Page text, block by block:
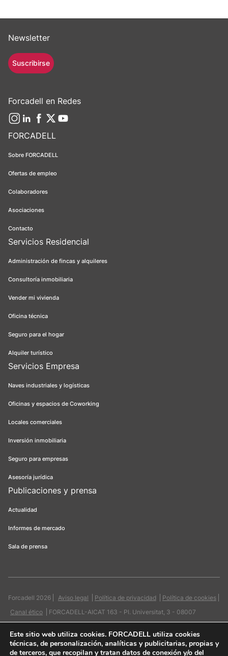
FORCADELL
Sobre FORCADELL
Ofertas de empleo
Colaboradores
Asociaciones
Contacto
Servicios Residencial
Administración de fincas y alquileres
Consultoría inmobiliaria
Vender mi vivienda
Oficina técnica
Seguro para el hogar
Alquiler turístico
Servicios Empresa
Naves industriales y logísticas
Oficinas y espacios de Coworking
Locales comerciales
Inversión inmobiliaria
Seguro para empresas
Asesoría jurídica
Publicaciones y prensa
Actualidad
Informes de mercado
Sala de prensa
Newsletter
Suscribirse
Forcadell en Redes
Forcadell 2026 Aviso legal Política de privacidad
Política de cookies
Canal ético
FORCADELL-AICAT 163 - Pl. Universitat, 3 - 08007
Este sitio web utiliza cookies. FORCADELL utiliza cookies
técnicas, de personalización, analíticas y publicitarias, propias y
de terceros, que recopilan y tratan datos de conexión y/o del